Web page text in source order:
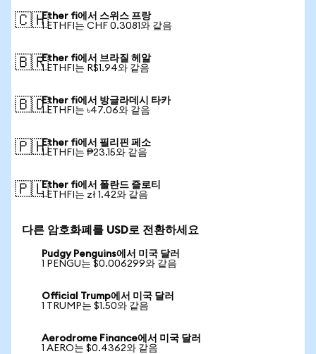
🇨🇭Ether fi에서 스위스 프랑
1 ETHFI는 CHF 0.3081와 같음
🇧🇷Ether fi에서 브라질 헤알
1 ETHFI는 R$1.94와 같음
🇧🇩Ether fi에서 방글라데시 타카
1 ETHFI는 ৳47.06와 같음
🇵🇭Ether fi에서 필리핀 페소
1 ETHFI는 ₱23.15와 같음
🇵🇱Ether fi에서 폴란드 즐로티
1 ETHFI는 zł 1.42와 같음
다른 암호화폐를 USD로 전환하세요
Pudgy Penguins에서 미국 달러
1 PENGU는 $0.006299와 같음
Official Trump에서 미국 달러
1 TRUMP는 $1.50와 같음
Aerodrome Finance에서 미국 달러
1 AERO는 $0.4362와 같음